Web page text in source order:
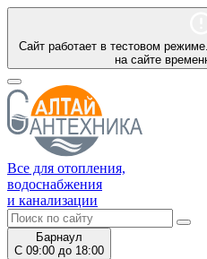
Сайт работает в тестовом
на сайте
Все для отопления,
водоснабжения
и канализации
Барнаул
С 09:00 до 18:00